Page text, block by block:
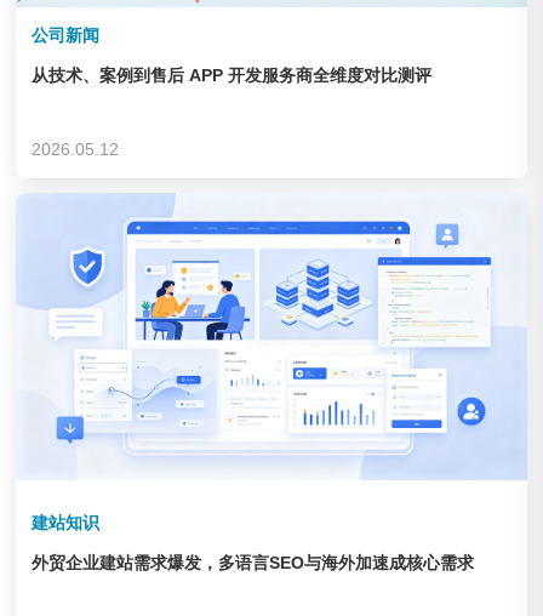
企业&集团
公司新闻
从技术、案例到售后 APP 开发服务商全维度对比测评
2026.05.12
建站知识
外贸企业建站需求爆发，多语言SEO与海外加速成核心需求